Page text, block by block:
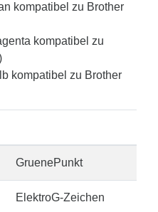
kompatibel zu Brother
kompatibel zu
kompatibel zu Brother
GruenePunkt
ElektroG-Zeichen